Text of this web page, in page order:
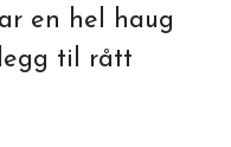
en hel haug
til rått